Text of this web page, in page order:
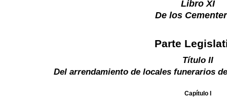
Libro XI
De los
Parte
Título II
Del arrendamiento de locales funerarios
Capítulo I